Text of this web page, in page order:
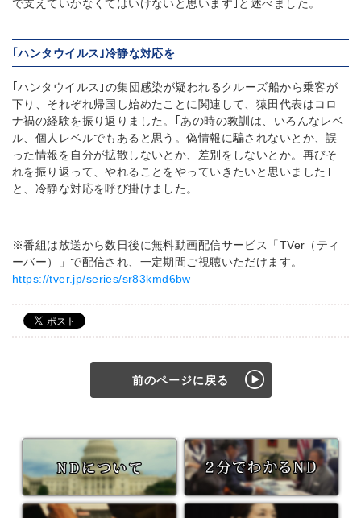
で支えていかなくてはいけないと思います｣と述べました。
｢ハンタウイルス｣冷静な対応を
｢ハンタウイルス｣の集団感染が疑われるクルーズ船から乗客が
下り、それぞれ帰国し始めたことに関連して、猿田代表はコロ
ナ禍の経験を振り返りました。｢あの時の教訓は、いろんなレベ
ル、個人レベルでもあると思う。偽情報に騙されないとか、誤
った情報を自分が拡散しないとか、差別をしないとか。再びそ
れを振り返って、やれることをやっていきたいと思いました｣
と、冷静な対応を呼び掛けました。
※番組は放送から数日後に無料動画配信サービス「TVer（ティ
ーバー）
」で配信され、一定期間ご視聴いただけます。
https://tver.jp/series/sr83kmd6bw
前のページに戻る